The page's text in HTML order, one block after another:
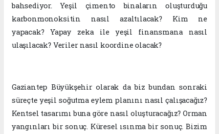
bahsediyor. Yeşil çimento binaların oluşturduğu
karbonmonoksitin nasıl azaltılacak? Kim ne
yapacak? Yapay zeka ile yeşil finansmana nasıl
ulaşılacak? Veriler nasıl koordine olacak?
Gaziantep Büyükşehir olarak da biz bundan sonraki
süreçte yeşil soğutma eylem planını nasıl çalışacağız?
Kentsel tasarımı buna göre nasıl oluşturacağız? Orman
yangınları bir sonuç. Küresel ısınma bir sonuç. Bizim